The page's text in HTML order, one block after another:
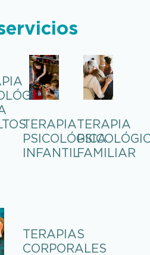
TERAPIA
PSICOLÓGICA
INFANTIL
TERAPIA
FAMILIAR
TERAPIAS
CORPORALES